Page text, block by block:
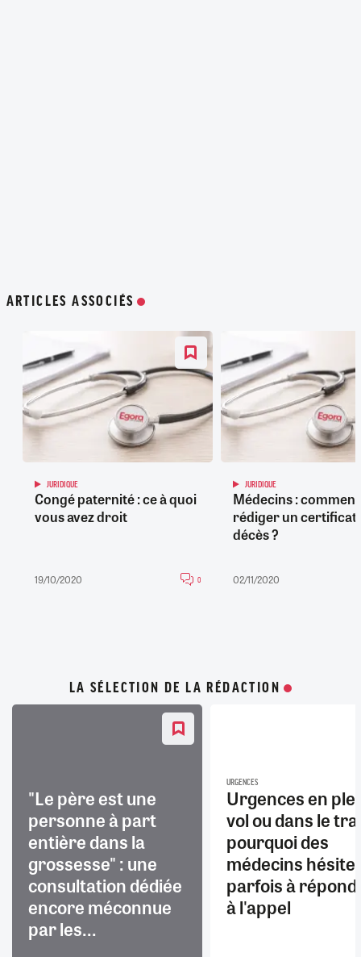
ARTICLES ASSOCIÉS
JURIDIQUE
Congé paternité : ce à quoi
vous avez droit
19/10/2020 0
JURIDIQUE
Médecins : comment
rédiger un certificat
décès ?
02/11/2020
LA SÉLECTION DE LA RÉDACTION
"Le père est une
personne à part
entière dans la
grossesse" : une
consultation dédiée
encore méconnue
par les...
URGENCES
Urgences en
vol ou dans le
pourquoi des
médecins
parfois à
à l'appel